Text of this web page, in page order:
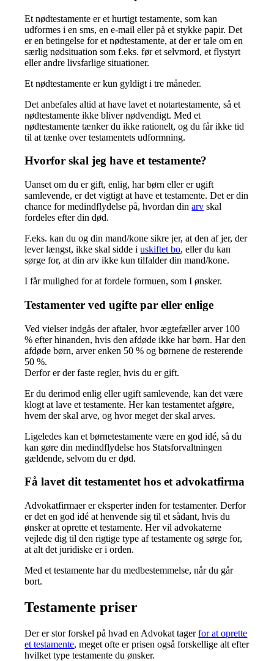
Et nødtestamente er et hurtigt testamente, som kan
udformes i en sms, en e-mail eller på et stykke papir. Det
er en betingelse for et nødtestamente, at der er tale om en
særlig nødsituation som f.eks. før et selvmord, et flystyrt
eller andre livsfarlige situationer.
Et nødtestamente er kun gyldigt i tre måneder.
Det anbefales altid at have lavet et notartestamente, så et
nødtestamente ikke bliver nødvendigt. Med et
nødtestamente tænker du ikke rationelt, og du får ikke tid
til at tænke over testamentets udformning.
Hvorfor skal jeg have et testamente?
Uanset om du er gift, enlig, har børn eller er ugift
samlevende, er det vigtigt at have et testamente. Det er din
chance for medindflydelse på, hvordan dinarv skal
fordeles efter din død.
F.eks. kan du og din mand/kone sikre jer, at den af jer, der
lever længst, ikke skal sidde iuskiftet bo, eller du kan
sørge for, at din arv ikke kun tilfalder din mand/kone.
I får mulighed for at fordele formuen, som I ønsker.
Testamenter ved ugifte par eller enlige
Ved vielser indgås der aftaler, hvor ægtefæller arver 100
% efter hinanden, hvis den afdøde ikke har børn. Har den
afdøde børn, arver enken 50 % og børnene de resterende
50 %.
Derfor er der faste regler, hvis du er gift.
Er du derimod enlig eller ugift samlevende, kan det være
klogt at lave et testamente. Her kan testamentet afgøre,
hvem der skal arve, og hvor meget der skal arves.
Ligeledes kan et børnetestamente være en god idé, så du
kan gøre din medindflydelse hos Statsforvaltningen
gældende, selvom du er død.
Få lavet dit testamentet hos et advokatfirma
Advokatfirmaer er eksperter inden for testamenter. Derfor
er det en god idé at henvende sig til et sådant, hvis du
ønsker at oprette et testamente. Her vil advokaterne
vejlede dig til den rigtige type af testamente og sørge for,
at alt det juridiske er i orden.
Med et testamente har du medbestemmelse, når du går
bort.
Testamente priser
Der er stor forskel på hvad en Advokat tagerfor at oprette
et testamente, meget ofte er prisen også forskellige alt efter
hvilket type testamente du ønsker.